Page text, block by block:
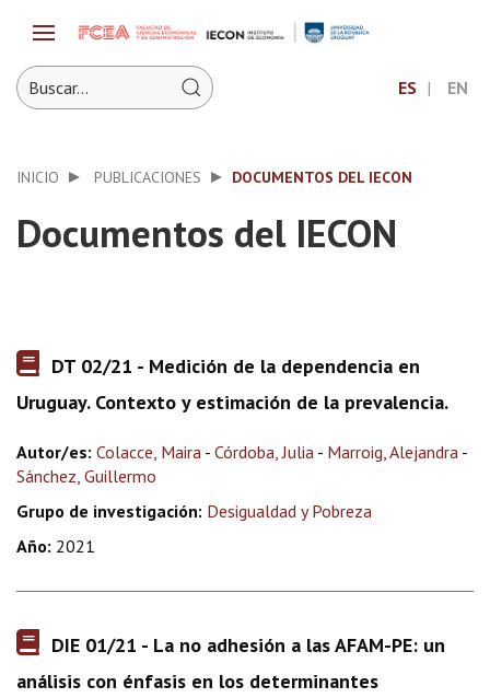
ES EN
INICIO PUBLICACIONES DOCUMENTOS DEL IECON
Documentos del IECON
DT 02/21 - Medición de la dependencia en
Uruguay. Contexto y estimación de la prevalencia.
Autor/es: Colacce, Maira - Córdoba, Julia - Marroig, Alejandra -
Sánchez, Guillermo
Grupo de investigación: Desigualdad y Pobreza
Año: 2021
DIE 01/21 - La no adhesión a las AFAM-PE: un
análisis con énfasis en los determinantes